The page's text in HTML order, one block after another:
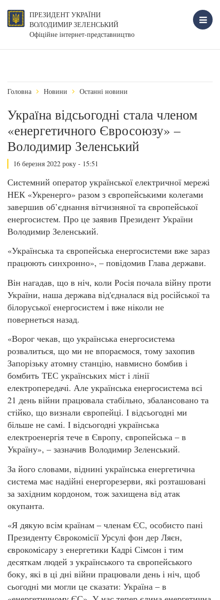
ПРЕЗИДЕНТ УКРАЇНИ
ВОЛОДИМИР ЗЕЛЕНСЬКИЙ
Офіційне інтернет-представництво
Головна Новини Останні новини
Україна відсьогодні стала членом
«енергетичного Євросоюзу» –
Володимир Зеленський
16 березня 2022 року - 15:51
Системний оператор української електричної мережі
НЕК «Укренерго» разом з європейськими колегами
завершив об’єднання вітчизняної та європейської
енергосистем. Про це заявив Президент України
Володимир Зеленський.
«Українська та європейська енергосистеми вже зараз
працюють синхронно», – повідомив Глава держави.
Він нагадав, що в ніч, коли Росія почала війну проти
України, наша держава від'єдналася від російської та
білоруської енергосистем і вже ніколи не
повернеться назад.
«Ворог чекав, що українська енергосистема
розвалиться, що ми не впораємося, тому захопив
Запорізьку атомну станцію, навмисно бомбив і
бомбить ТЕС українських міст і лінії
електропередачі. Але українська енергосистема всі
21 день війни працювала стабільно, збалансовано та
стійко, що визнали європейці. І відсьогодні ми
більше не самі. І відсьогодні українська
електроенергія тече в Європу, європейська – в
Україну», – зазначив Володимир Зеленський.
За його словами, віднині українська енергетична
система має надійні енергорезерви, які розташовані
за західним кордоном, тож захищена від атак
окупанта.
«Я дякую всім країнам – членам ЄС, особисто пані
Президенту Єврокомісії Урсулі фон дер Ляєн,
єврокомісару з енергетики Кадрі Сімсон і тим
десяткам людей з українського та європейського
боку, які в ці дні війни працювали день і ніч, щоб
сьогодні ми могли це сказати: Україна – в